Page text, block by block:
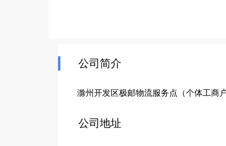
公司简介
滁州开发区极邮物流服务点（个体工商
公司地址